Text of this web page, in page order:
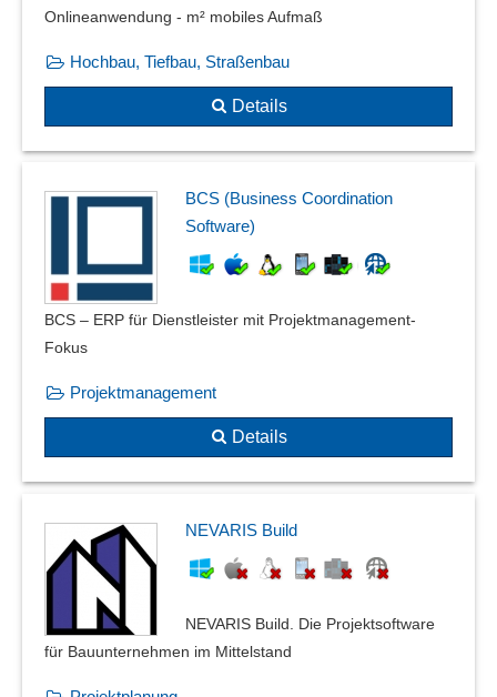
Onlineanwendung - m² mobiles Aufmaß
Hochbau, Tiefbau, Straßenbau
Details
BCS (Business Coordination
Software)
BCS – ERP für Dienstleister mit Projektmanagement-
Fokus
Projektmanagement
Details
NEVARIS Build
NEVARIS Build. Die Projektsoftware
für Bauunternehmen im Mittelstand